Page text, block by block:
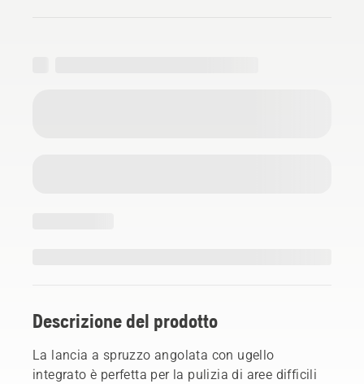
Descrizione del prodotto
La lancia a spruzzo angolata con ugello
integrato è perfetta per la pulizia di aree difficili